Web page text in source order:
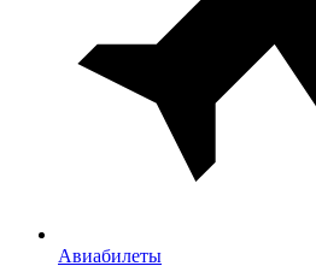
Авиабилеты